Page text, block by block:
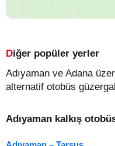
Diğer popüler yerler
Adıyaman ve Adana
alternatif otobüs
Adıyaman kalkış